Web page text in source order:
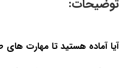
توضیحات:
آیا آماده هستید تا مهارت های